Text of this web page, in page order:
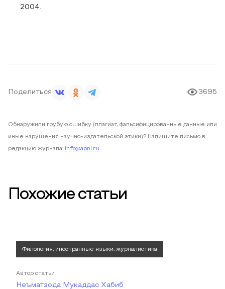
2004.
Поделиться 3695
Обнаружили грубую ошибку (плагиат, фальсифицированные данные или
иные нарушения научно-издательской этики)? Напишите письмо в
редакцию журнала: info@apni.ru
Похожие статьи
Филология, иностранные языки, журналистика
Автор статьи
Неъматзода Мукаддас Хабиб